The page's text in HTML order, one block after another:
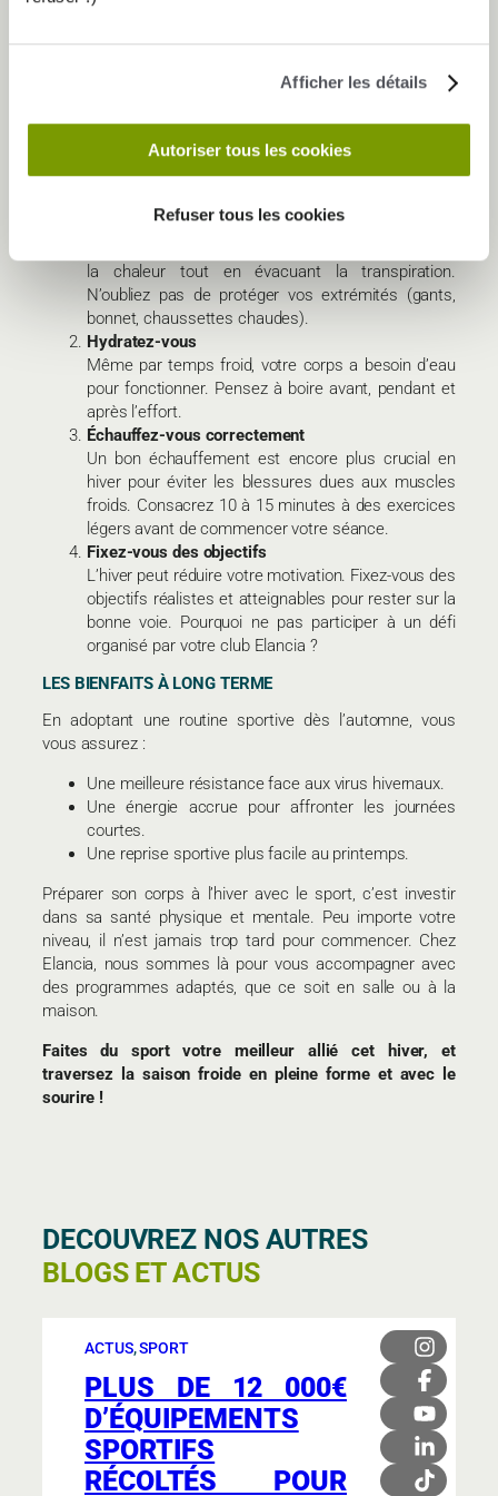
Afficher les détails
Autoriser tous les cookies
Refuser tous les cookies
marche rapide, la course ou la randonnée peut vous aider
lumière naturelle, indispensable pour votre moral et votre
apport en vitamine D.
Adaptez votre tenue
la chaleur tout en évacuant la transpiration.
N’oubliez pas de protéger vos extrémités (gants,
bonnet, chaussettes chaudes).
Hydratez-vous
Même par temps froid, votre corps a besoin d’eau
pour fonctionner. Pensez à boire avant, pendant et
après l’effort.
Échauffez-vous correctement
Un bon échauffement est encore plus crucial en
hiver pour éviter les blessures dues aux muscles
froids. Consacrez 10 à 15 minutes à des exercices
légers avant de commencer votre séance.
Fixez-vous des objectifs
L’hiver peut réduire votre motivation. Fixez-vous des
objectifs réalistes et atteignables pour rester sur la
bonne voie. Pourquoi ne pas participer à un défi
organisé par votre club Elancia ?
LES BIENFAITS À LONG TERME
En adoptant une routine sportive dès l’automne, vous
vous assurez :
Une meilleure résistance face aux virus hivernaux.
Une énergie accrue pour affronter les journées
courtes.
Une reprise sportive plus facile au printemps.
Préparer son corps à l’hiver avec le sport, c’est investir
dans sa santé physique et mentale. Peu importe votre
niveau, il n’est jamais trop tard pour commencer. Chez
Elancia, nous sommes là pour vous accompagner avec
des programmes adaptés, que ce soit en salle ou à la
maison.
Faites du sport votre meilleur allié cet hiver, et
traversez la saison froide en pleine forme et avec le
sourire !
DECOUVREZ NOS AUTRES
BLOGS ET ACTUS
ACTUS, SPORT
PLUS DE 12 000€
D’ÉQUIPEMENTS
SPORTIFS
RÉCOLTÉS POUR